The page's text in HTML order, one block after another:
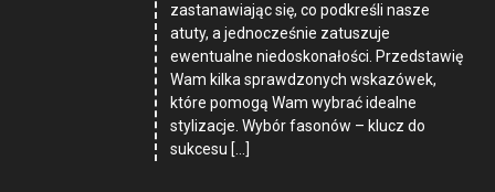
zastanawiając się, co podkreśli nasze
atuty, a jednocześnie zatuszuje
ewentualne niedoskonałości. Przedstawię
Wam kilka sprawdzonych wskazówek,
które pomogą Wam wybrać idealne
stylizacje. Wybór fasonów – klucz do
sukcesu […]